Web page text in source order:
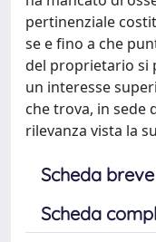
pertinenziale
se e fino a che
del proprietario si
un interesse
che trova, in sede
rilevanza vista la
Scheda breve
Scheda